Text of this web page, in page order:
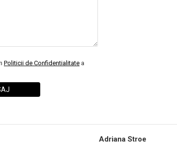
Politicii de Confidentialitate a
Adriana Stroe